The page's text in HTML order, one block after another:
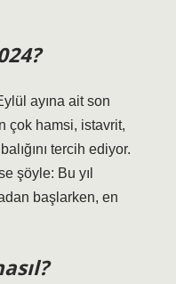
ayına ait son
çok hamsi, istavrit,
tercih ediyor.
şöyle: Bu yıl
başlarken, en